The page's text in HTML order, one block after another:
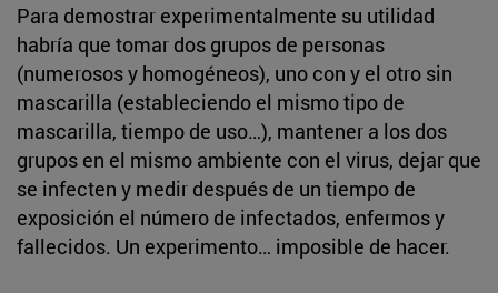
Para demostrar experimentalmente su utilidad
habría que tomar dos grupos de personas
(numerosos y homogéneos), uno con y el otro sin
mascarilla (estableciendo el mismo tipo de
mascarilla, tiempo de uso…), mantener a los dos
grupos en el mismo ambiente con el virus, dejar que
se infecten y medir después de un tiempo de
exposición el número de infectados, enfermos y
fallecidos. Un experimento… imposible de hacer.